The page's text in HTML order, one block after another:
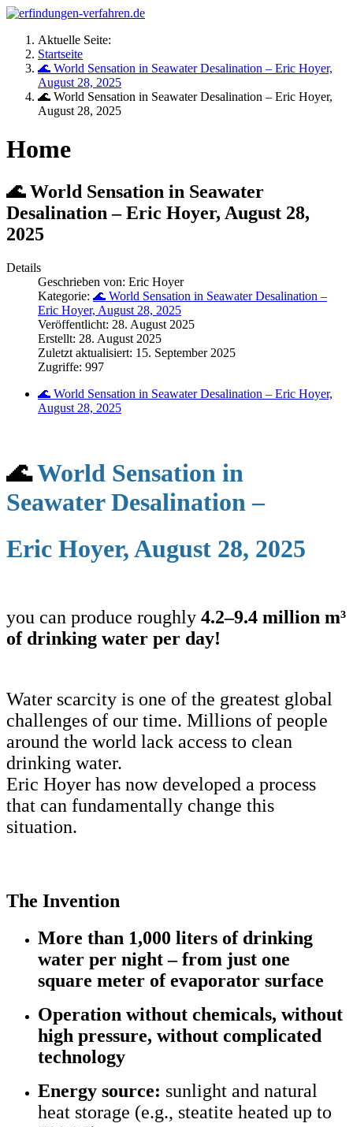
Aktuelle Seite:
Startseite
🌊 World Sensation in Seawater Desalination – Eric Hoyer,
August 28, 2025
🌊 World Sensation in Seawater Desalination – Eric Hoyer,
August 28, 2025
Home
🌊 World Sensation in Seawater
Desalination – Eric Hoyer, August 28,
2025
Details
Geschrieben von: Eric Hoyer
Kategorie: 🌊 World Sensation in Seawater Desalination –
Eric Hoyer, August 28, 2025
Veröffentlicht: 28. August 2025
Erstellt: 28. August 2025
Zuletzt aktualisiert: 15. September 2025
Zugriffe: 997
🌊 World Sensation in Seawater Desalination – Eric Hoyer,
August 28, 2025
🌊World Sensation in
Seawater Desalination –
Eric Hoyer, August 28, 2025
you can produce roughly 4.2–9.4 million m³
of drinking water per day!
Water scarcity is one of the greatest global
challenges of our time. Millions of people
around the world lack access to clean
drinking water.
Eric Hoyer has now developed a process
that can fundamentally change this
situation.
The Invention
More than 1,000 liters of drinking
water per night – from just one
square meter of evaporator surface
Operation without chemicals, without
high pressure, without complicated
technology
Energy source: sunlight and natural
heat storage (e.g., steatite heated up to